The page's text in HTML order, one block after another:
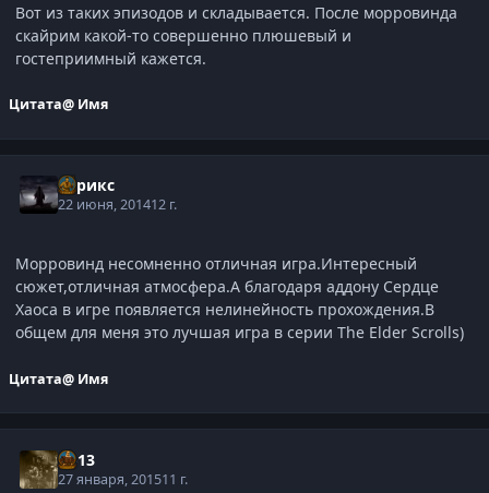
Вот из таких эпизодов и складывается. После морровинда
скайрим какой-то совершенно плюшевый и
гостеприимный кажется.
Цитата@ Имя
Стрикс
22 июня, 201412 г.
Морровинд несомненно отличная игра.Интересный
сюжет,отличная атмосфера.А благодаря аддону Сердце
Хаоса в игре появляется нелинейность прохождения.В
общем для меня это лучшая игра в серии The Elder Scrolls)
Цитата@ Имя
kl-13
27 января, 201511 г.